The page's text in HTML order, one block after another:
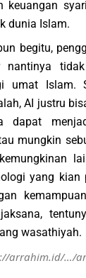
keuangan
dunia Islam.
begitu,
nantinya
umat Islam.
AI justru
dapat
mungkin
yang kian
wasathiyah.
arrahim.id/…/